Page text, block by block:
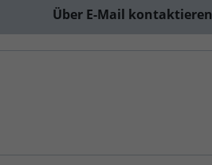
Über E-Mail kontaktieren